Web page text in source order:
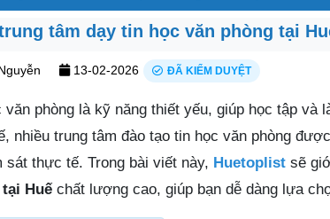
tâm dạy tin học văn phòng tại
13-02-2026 ĐÃ KIỂM DUYỆT
văn phòng là kỹ năng thiết yếu, giúp học tập và
nhiều trung tâm đào tạo tin học văn phòng
sát thực tế. Trong bài viết này, Huetoplist sẽ
Huếchất lượng cao, giúp bạn dễ dàng lựa